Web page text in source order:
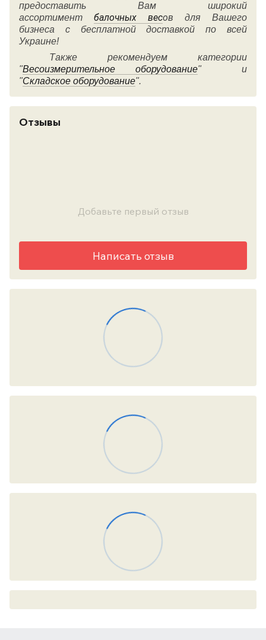
предоставить Вам широкий
ассортимент балочных весов для Вашего
бизнеса с бесплатной доставкой по всей
Украине!
Также рекомендуем категории
"Весоизмерительное оборудование" и
"Складское оборудование".
Отзывы
Добавьте первый отзыв
Написать отзыв